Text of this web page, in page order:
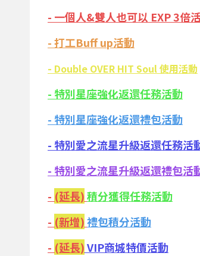
- 一個人&雙人也可以 EXP 3倍
- 打工Buff up活動
- Double OVER HIT Soul 使用活動
- 特別星座強化返還任務活動
- 特別星座強化返還禮包活動
- 特別愛之流星升級返還任務活
- 特別愛之流星升級返還禮包活
- (延長)積分獲得任務活動
- (新增)禮包積分活動
- (延長)VIP商城特價活動